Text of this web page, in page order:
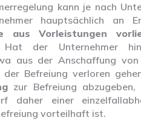
kann je nach
hauptsächlich an
aus Vorleistungen
der Unternehmer
aus der Anschaffung
Befreiung verloren
zur Befreiung
daher einer
vorteilhaft ist.